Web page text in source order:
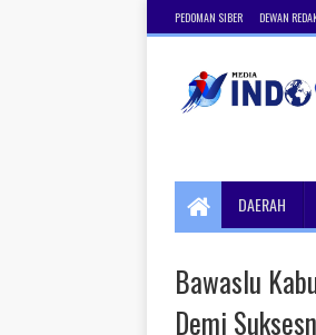
PEDOMAN SIBER DEWAN
DAERAH
Bawaslu
Demi